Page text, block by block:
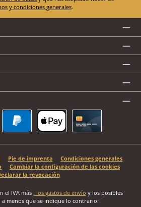
y condiciones generales.
Pie de imprenta
Condiciones generales
Cambiar la configuración de las cookies
la revocación
el IVA más , los gastos de envío y los posibles
a menos que se indique lo contrario.